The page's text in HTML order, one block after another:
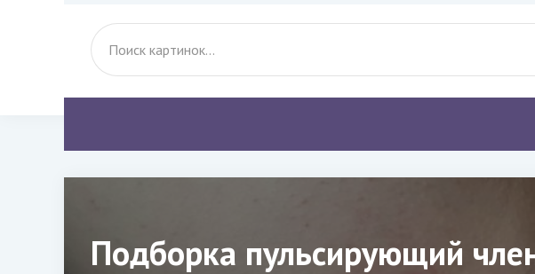
Подборка пульсирующий